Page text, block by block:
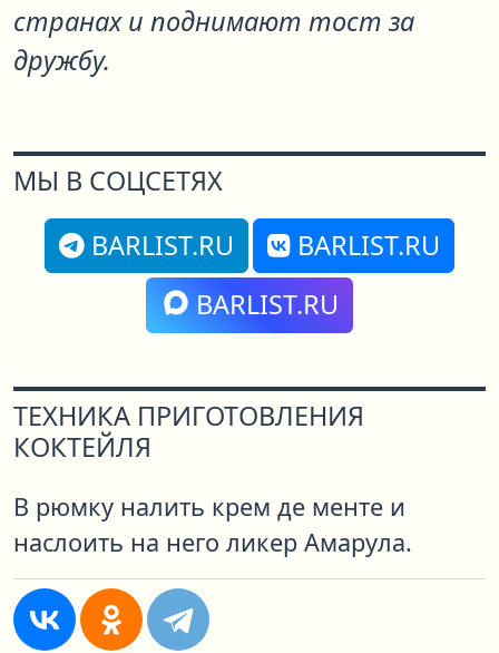
странах и поднимают тост за
дружбу.
МЫ В СОЦСЕТЯХ
BARLIST.RU
BARLIST.RU
BARLIST.RU
ТЕХНИКА ПРИГОТОВЛЕНИЯ
КОКТЕЙЛЯ
В рюмку налить крем де менте и
наслоить на него ликер Амарула.